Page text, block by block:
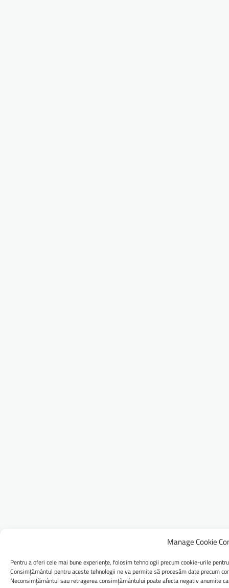
Manage Cookie
Pentru a oferi cele mai bune experiențe, folosim tehnologii precum cookie-urile
Consimțământul pentru aceste tehnologii ne va permite să procesăm date precum
Neconsimțământul sau retragerea consimțământului poate afecta negativ anumite